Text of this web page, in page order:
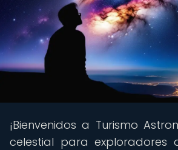
¡Bienvenidos a Turismo
celestial para exploradores